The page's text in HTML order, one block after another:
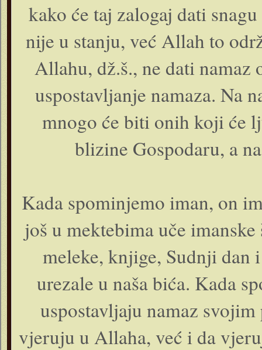
kako će taj zalogaj dati
nije u stanju, već Allah to
Allahu, dž.š., ne dati namaz
uspostavljanje namaza. Na
mnogo će biti onih koji će
blizine Gospodaru, a
Kada spominjemo iman, on
još u mektebima uče
meleke, knjige, Sudnji dan
urezale u naša bića. Kada
uspostavljaju namaz
vjeruju u Allaha, već i da